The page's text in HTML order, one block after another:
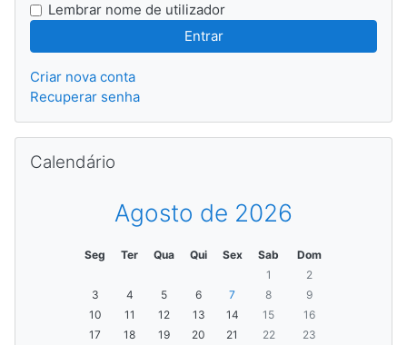
Lembrar nome de utilizador
Criar nova conta
Recuperar senha
Calendário
Agosto de 2026
Seg Ter Qua Qui Sex Sab
Dom
1
2
3
4 5 6 7 8
9
10
11 12 13 14 15
16
17
18 19 20 21 22
23